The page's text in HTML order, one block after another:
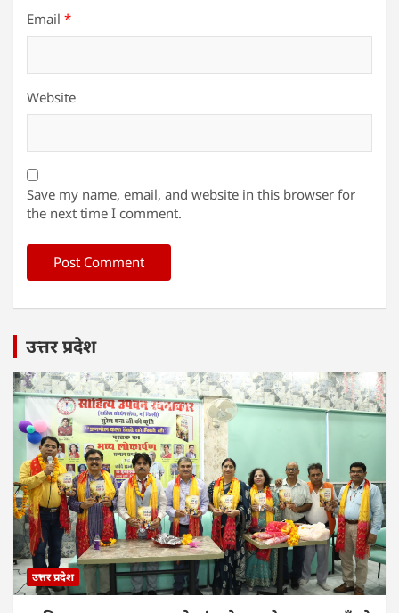
Email *
Website
Save my name, email, and website in this browser for
the next time I comment.
उत्तर प्रदेश
उत्तर प्रदेश